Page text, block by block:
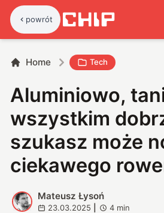
powrót
Home Tech
Aluminiowo,
wszystkim
szukasz może
ciekawego
M
Mateusz Łysoń
23.03.2025 4 min